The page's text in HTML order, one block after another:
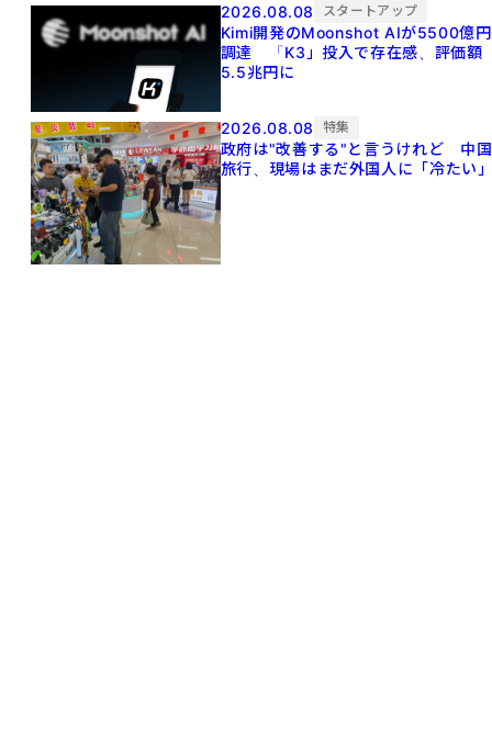
2026.08.08 スタートアップ
Kimi開発のMoonshot AIが5500億円
調達 「K3」投入で存在感、評価額
5.5兆円に
2026.08.08 特集
政府は"改善する"と言うけれど 中国
旅行、現場はまだ外国人に「冷たい